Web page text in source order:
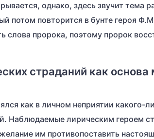
однако, здесь звучит тема
потом повторится в бунте героя
слова пророка, поэтому пророк
страданий как
как в личном неприятии какого-
Наблюдаемые лирическим героем
им противопоставить